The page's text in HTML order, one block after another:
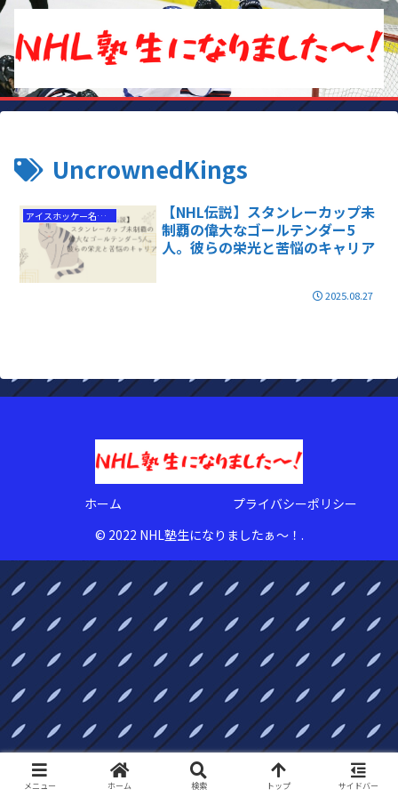
UncrownedKings
アイスホッケー名選手
【NHL伝説】スタンレーカップ未
制覇の偉大なゴールテンダー5
人。彼らの栄光と苦悩のキャリア
2025.08.27
ホーム
プライバシーポリシー
© 2022 NHL塾生になりましたぁ〜！.
メニュー ホーム 検索 トップ サイドバー